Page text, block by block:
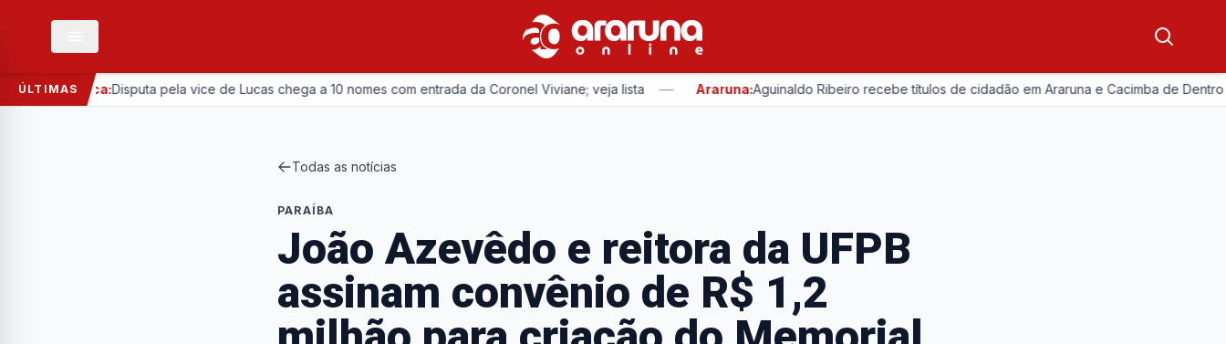
ÚLTIMAS
Política:Disputa pela vice de Lucas chega a 10 nomes com entrada da Coronel Viviane; veja lista — Araruna:Aguinaldo Ribeiro recebe títulos de cidadão em Araruna e Cacimba de Dentro —
Todas as notícias
PARAÍBA
João Azevêdo e reitora da UFPB
assinam convênio de R$ 1,2